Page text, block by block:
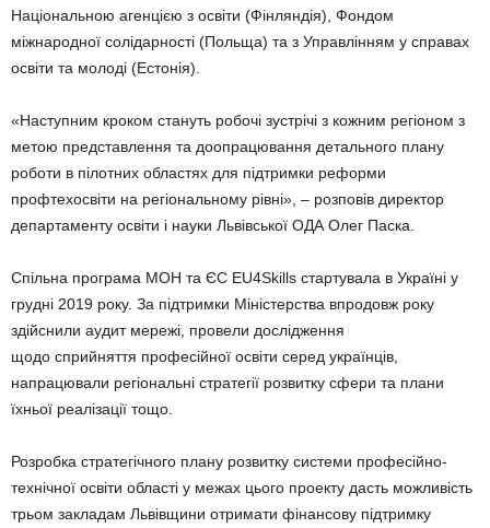
Національною агенцією з освіти (Фінляндія), Фондом
міжнародної солідарності (Польща) та з Управлінням у справах
освіти та молоді (Естонія).
«Наступним кроком стануть робочі зустрічі з кожним регіоном з
метою представлення та доопрацювання детального плану
роботи в пілотних областях для підтримки реформи
профтехосвіти на регіональному рівні», – розповів директор
департаменту освіти і науки Львівської ОДА Олег Паска.
Спільна програма МОН та ЄС EU4Skills стартувала в Україні у
грудні 2019 року. За підтримки Міністерства впродовж року
здійснили аудит мережі, провели дослідження
щодо сприйняття професійної освіти серед українців,
напрацювали регіональні стратегії розвитку сфери та плани
їхньої реалізації тощо.
Розробка стратегічного плану розвитку системи професійно-
технічної освіти області у межах цього проекту дасть можливість
трьом закладам Львівщини отримати фінансову підтримку